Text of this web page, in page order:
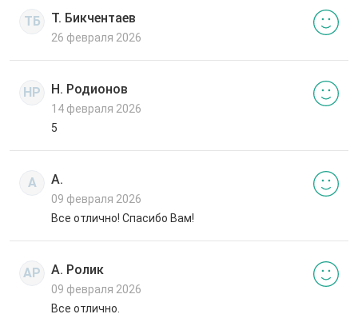
ТБ Т. Бикчентаев
26 февраля 2026
НР Н. Родионов
14 февраля 2026
5
А А.
09 февраля 2026
Все отлично! Спасибо Вам!
АР А. Ролик
09 февраля 2026
Все отлично.